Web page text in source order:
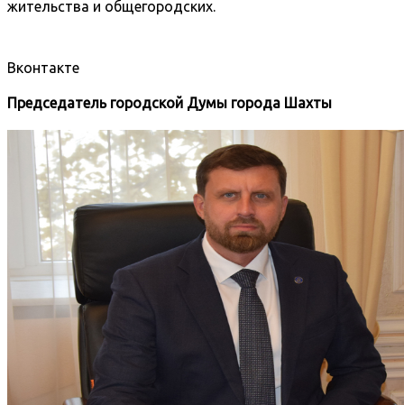
жительства и общегородских.
Вконтакте
Председатель городской Думы города Шахты